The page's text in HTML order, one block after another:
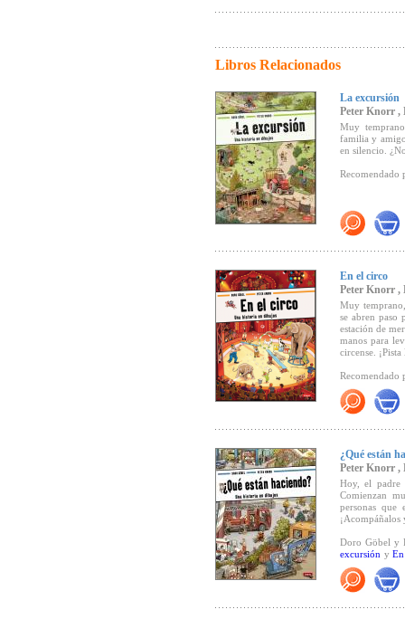
Libros Relacionados
La excursión
Peter Knorr ,
Muy
familia y
en silencio.
Recomendado
En el circo
Peter Knorr ,
Muy
se abren paso
estación de
manos para
circense.
Recomendado
Doro Göbel y
con los
¿Qué están
Peter Knorr ,
Hoy, el padre
Comienzan
personas que
¡Acompáñalos
Doro Göbel y
excursión y
de diversión y